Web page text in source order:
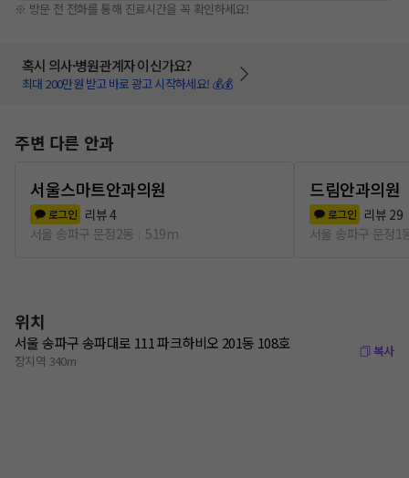
※ 방문 전 전화를 통해 진료시간을 꼭 확인하세요!
혹시 의사·병원관계자 이신가요?
최대 200만원 받고 바로 광고 시작하세요! 💰💰
주변 다른 안과
서울스마트안과의원
로그인 리뷰4
서울 송파구 문정2동
519m
드림안과의원
로그인 리뷰 29
서울 송파구 문정1
위치
서울 송파구 송파대로 111 파크하비오 201동 108호
장지역 340m
복사